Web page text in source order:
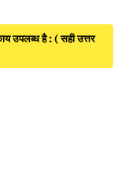
उपलब्ध है : ( सही उत्तर